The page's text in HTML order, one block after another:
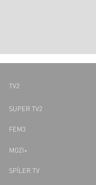
TV2
SUPER TV2
FEM3
MOZI+
SPÍLER TV